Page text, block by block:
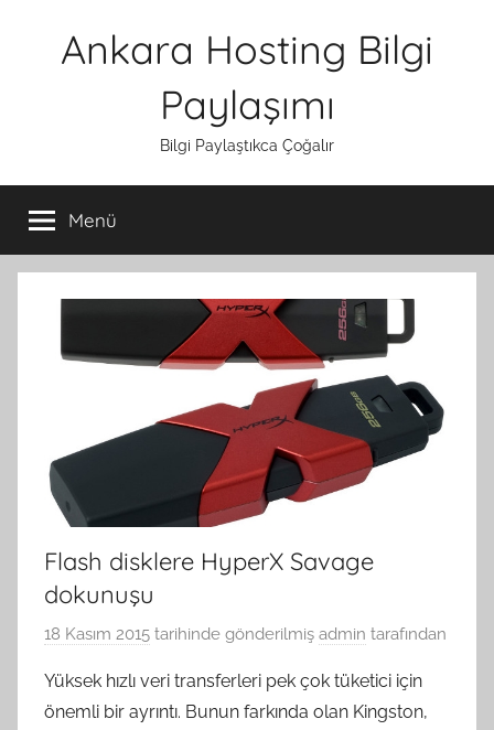
Ankara Hosting Bilgi
Paylaşımı
Bilgi Paylaştıkca Çoğalır
Menü
Flash disklere HyperX Savage
dokunuşu
18 Kasım 2015 tarihinde gönderilmiş admin tarafından
Yüksek hızlı veri transferleri pek çok tüketici için
önemli bir ayrıntı. Bunun farkında olan Kingston,